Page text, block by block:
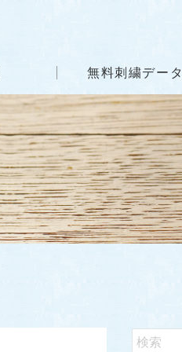
無料刺繍データ